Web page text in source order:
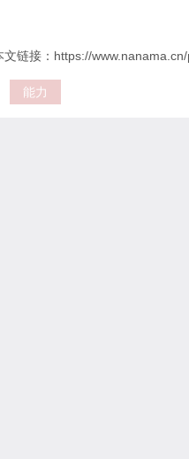
文链接：https://
能力